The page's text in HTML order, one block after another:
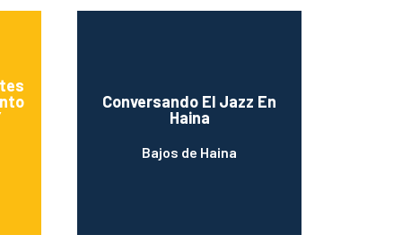
Conversando El Jazz En
Haina
Bajos de Haina